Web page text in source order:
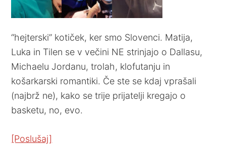
“hejterski” kotiček, ker smo Slovenci. Matija,
Luka in Tilen se v večini NE strinjajo o Dallasu,
Michaelu Jordanu, trolah, klofutanju in
košarkarski romantiki. Če ste se kdaj vprašali
(najbrž ne), kako se trije prijatelji kregajo o
basketu, no, evo.
[Poslušaj]